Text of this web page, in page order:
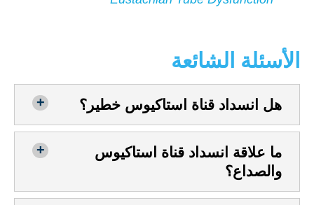
الأسئلة الشائعة
هل انسداد قناة استاكيوس خطير؟
ما علاقة انسداد قناة استاكيوس
والصداع؟